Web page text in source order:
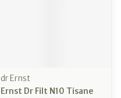
dr Ernst
Ernst Dr Filt N10 Tisane